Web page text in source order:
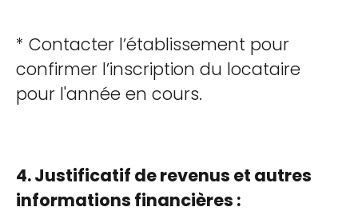
* Contacter l’établissement pour
confirmer l’inscription du locataire
pour l'année en cours.
4. Justificatif de revenus et autres
informations financières :